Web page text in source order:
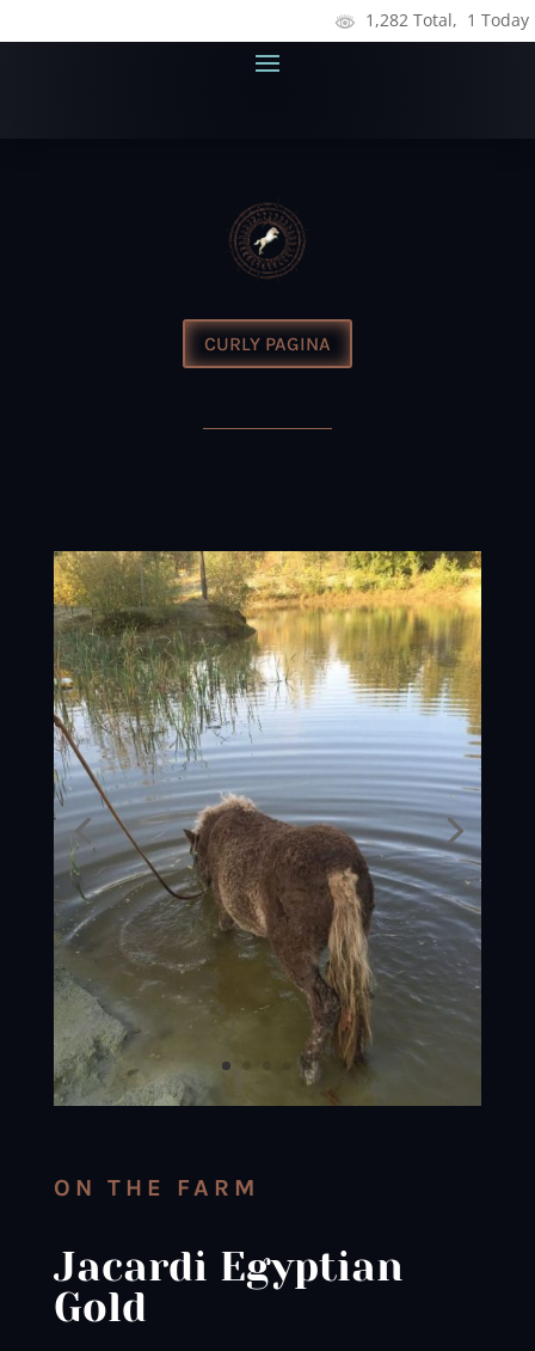
1,282 Total, 1 Today
CURLY PAGINA
ON THE FARM
Jacardi Egyptian
Gold